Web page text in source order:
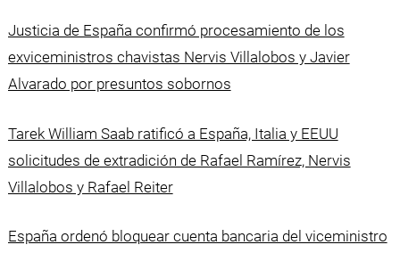
Justicia de España confirmó procesamiento de los
exviceministros chavistas Nervis Villalobos y Javier
Alvarado por presuntos sobornos
Tarek William Saab ratificó a España, Italia y EEUU
solicitudes de extradición de Rafael Ramírez, Nervis
Villalobos y Rafael Reiter
España ordenó bloquear cuenta bancaria del viceministro